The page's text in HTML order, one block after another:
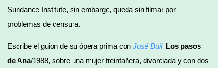
Sundance Institute, sin embargo, queda sin filmar por
problemas de censura.
Escribe el guion de su ópera prima con José Buil: Los pasos
de Ana/1988, sobre una mujer treintañera, divorciada y con dos